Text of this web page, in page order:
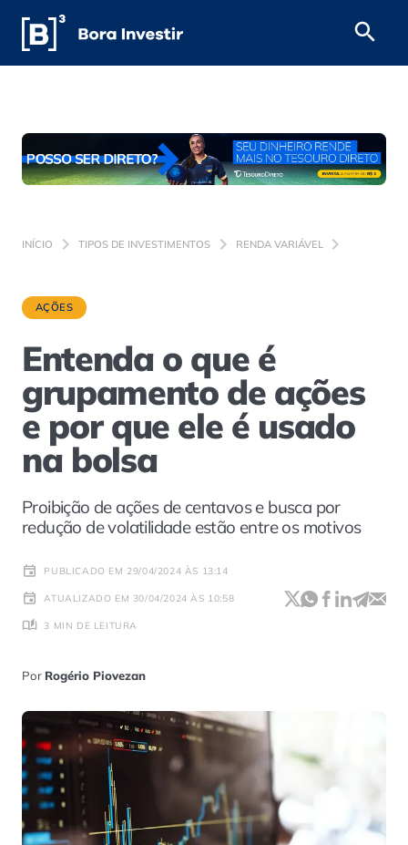
INÍCIO TIPOS DE INVESTIMENTOS RENDA VARIÁVEL
AÇÕES
Entenda o que é
grupamento de ações
e por que ele é usado
na bolsa
Proibição de ações de centavos e busca por
redução de volatilidade estão entre os motivos
PUBLICADO EM 29/04/2024 ÀS 13:14
ATUALIZADO EM 30/04/2024 ÀS 10:58
3 MIN DE LEITURA
Por Rogério Piovezan